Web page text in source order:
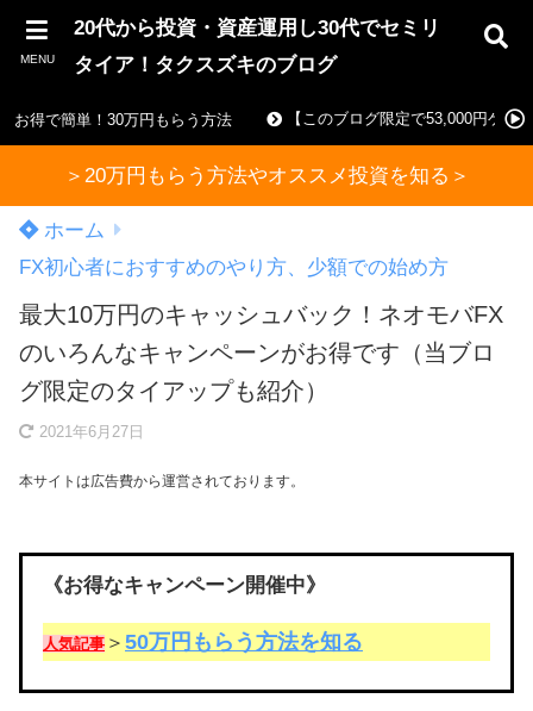
MENU
20代から投資・資産運用し30代でセミリ
タイア！タクスズキのブログ
お得で簡単！30万円もらう方法 【このブログ限定で53,000円ゲッ
＞20万円もらう方法やオススメ投資を知る＞
ホーム
FX初心者におすすめのやり方、少額での始め方
最大10万円のキャッシュバック！ネオモバFX
のいろんなキャンペーンがお得です（当ブロ
グ限定のタイアップも紹介）
2021年6月27日
本サイトは広告費から運営されております。
《お得なキャンペーン開催中》
人気記事 ＞ 50万円もらう方法を知る